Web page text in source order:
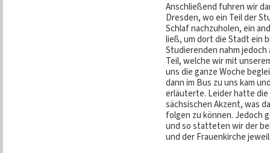
Anschließend fuhren wir
Dresden, wo ein Teil der
Schlaf nachzuholen, ein
ließ, um dort die Stadt ein
Studierenden nahm
Teil, welche wir mit
uns die ganze Woche
dann im Bus zu uns kam
erläuterte. Leider hatte
sächsischen Akzent, was
folgen zu können. Jedoch
und so statteten wir der
und der Frauenkirche